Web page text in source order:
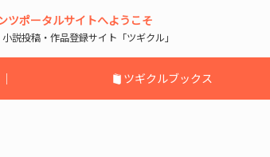
ツポータルサイトへようこそ
説投稿・作品登録サイト「ツギクル」
｜ ツギクルブックス